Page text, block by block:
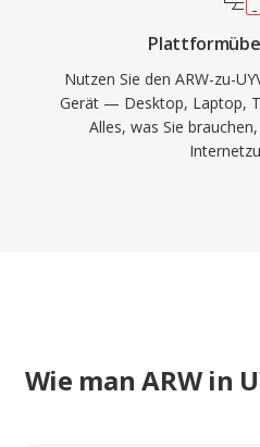
Nutzen Sie den ARW-zu-
Gerät — Desktop, Laptop,
Alles, was Sie
Wie man ARW in